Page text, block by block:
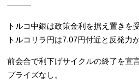
———
トルコ中銀は政策金利を据え置きを
トルコリラ円は7.07円付近と反発力
前会合で利下げサイクルの終了を宣
プライズなし。